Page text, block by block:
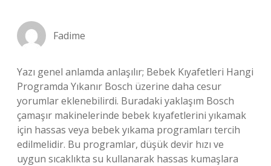
Fadime
Yazı genel anlamda anlaşılır; Bebek Kıyafetleri Hangi
Programda Yıkanır Bosch üzerine daha cesur
yorumlar eklenebilirdi. Buradaki yaklaşım Bosch
çamaşır makinelerinde bebek kıyafetlerini yıkamak
için hassas veya bebek yıkama programları tercih
edilmelidir. Bu programlar, düşük devir hızı ve
uygun sıcaklıkta su kullanarak hassas kumaşlara